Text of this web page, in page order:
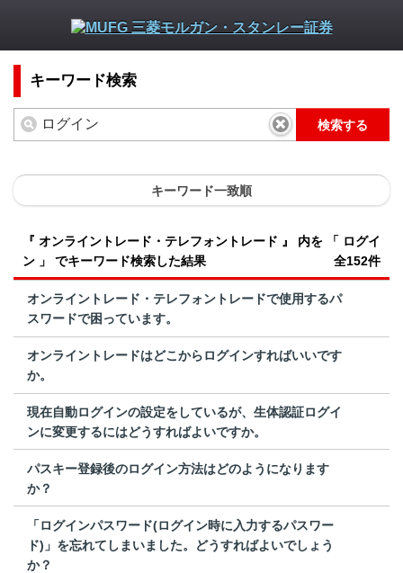
キーワード検索
検索する
キーワード一致順
『 オンライントレード・テレフォントレード 』 内を 「 ログイ
ン 」 でキーワード検索した結果
全152件
オンライントレード・テレフォントレードで使用するパ
スワードで困っています。
オンライントレードはどこからログインすればいいです
か。
現在自動ログインの設定をしているが、生体認証ログイ
ンに変更するにはどうすればよいですか。
パスキー登録後のログイン方法はどのようになります
か？
「ログインパスワード(ログイン時に入力するパスワー
ド)」を忘れてしまいました。どうすればよいでしょう
か？